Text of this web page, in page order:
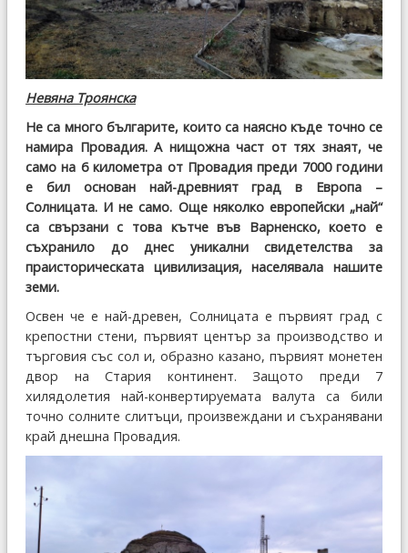
Невяна Троянска
Не са много българите, които са наясно къде точно се
намира Провадия. А нищожна част от тях знаят, че
само на 6 километра от Провадия преди 7000 години
е бил основан най-древният град в Европа –
Солницата. И не само. Още няколко европейски „най“
са свързани с това кътче във Варненско, което е
съхранило до днес уникални свидетелства за
праисторическата цивилизация, населявала нашите
земи.
Освен че е най-древен, Солницата е първият град с
крепостни стени, първият център за производство и
търговия със сол и, образно казано, първият монетен
двор на Стария континент. Защото преди 7
хилядолетия най-конвертируемата валута са били
точно солните слитъци, произвеждани и съхранявани
край днешна Провадия.